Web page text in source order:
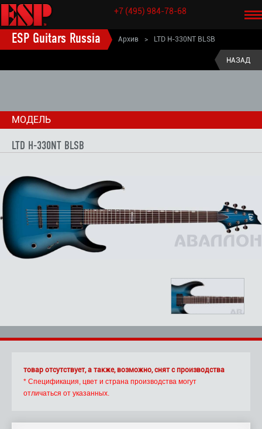
+7 (495) 984-78-68
ESP Guitars Russia Архив >
>
LTD H-330NT BLSB
НАЗАД
МОДЕЛЬ
LTD H-330NT BLSB
товар отсутствует, а также, возможно, снят с производства
* Спецификация, цвет и страна производства могут
отличаться от указанных.